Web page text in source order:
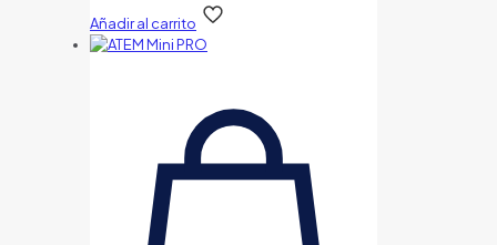
Añadir al carrito